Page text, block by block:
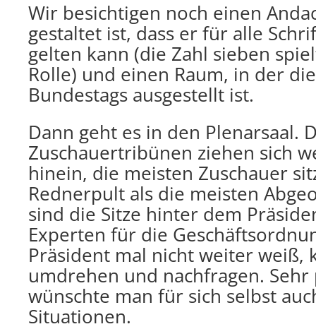
Wir besichtigen noch einen
gestaltet ist, dass er für alle
gelten kann (die Zahl sieben
Rolle) und einen Raum, in der
Bundestags ausgestellt ist.
Dann geht es in den Plenarsaal.
Zuschauertribünen ziehen sich
hinein, die meisten Zuschauer
Rednerpult als die meisten
sind die Sitze hinter dem
Experten für die
Präsident mal nicht weiter weiß,
umdrehen und nachfragen. Sehr
wünschte man für sich selbst
Situationen.